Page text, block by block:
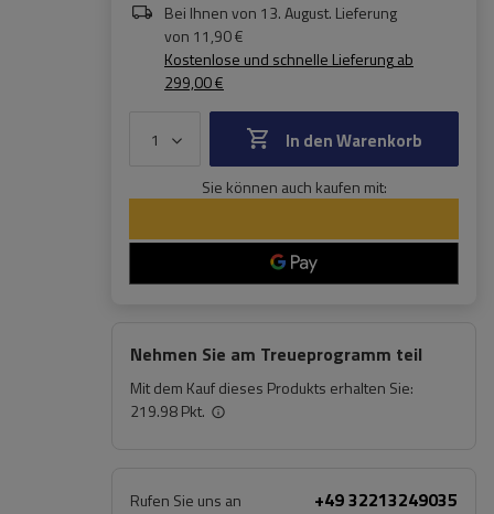
Bei Ihnen von 13. August. Lieferung
von 11,90 €
Kostenlose und schnelle Lieferungab
299,00 €
In den Warenkorb
Sie können auch kaufen mit:
Nehmen Sie am Treueprogramm teil
Mit dem Kauf dieses Produkts erhalten Sie:
219.98 Pkt.
Rufen Sie uns an +49 32213249035